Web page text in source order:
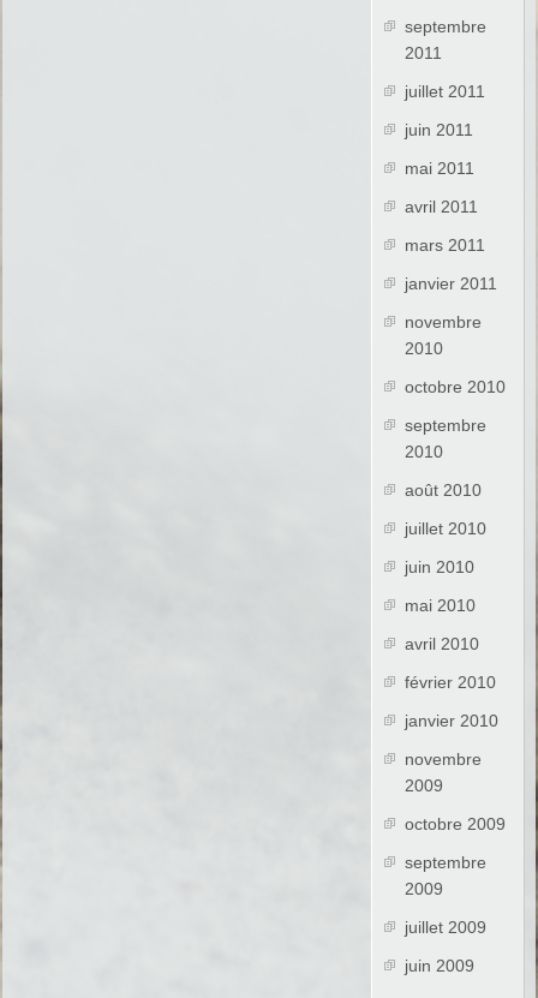
septembre
2011
juillet 2011
juin 2011
mai 2011
avril 2011
mars 2011
janvier 2011
novembre
2010
octobre 2010
septembre
2010
août 2010
juillet 2010
juin 2010
mai 2010
avril 2010
février 2010
janvier 2010
novembre
2009
octobre 2009
septembre
2009
juillet 2009
juin 2009